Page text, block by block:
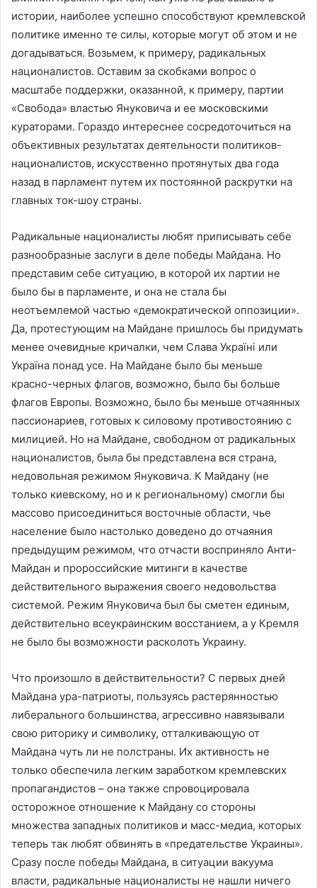
истории, наиболее успешно способствуют кремлевской
политике именно те силы, которые могут об этом и не
догадываться. Возьмем, к примеру, радикальных
националистов. Оставим за скобками вопрос о
масштабе поддержки, оказанной, к примеру, партии
«Свобода» властью Януковича и ее московскими
кураторами. Гораздо интереснее сосредоточиться на
объективных результатах деятельности политиков-
националистов, искусственно протянутых два года
назад в парламент путем их постоянной раскрутки на
главных ток-шоу страны.
Радикальные националисты любят приписывать себе
разнообразные заслуги в деле победы Майдана. Но
представим себе ситуацию, в которой их партии не
было бы в парламенте, и она не стала бы
неотъемлемой частью «демократической оппозиции».
Да, протестующим на Майдане пришлось бы придумать
менее очевидные кричалки, чем Слава Україні или
Україна понад усе. На Майдане было бы меньше
красно-черных флагов, возможно, было бы больше
флагов Европы. Возможно, было бы меньше отчаянных
пассионариев, готовых к силовому противостоянию с
милицией. Но на Майдане, свободном от радикальных
националистов, была бы представлена вся страна,
недовольная режимом Януковича. К Майдану (не
только киевскому, но и к региональному) смогли бы
массово присоединиться восточные области, чье
население было настолько доведено до отчаяния
предыдущим режимом, что отчасти восприняло Анти-
Майдан и пророссийские митинги в качестве
действительного выражения своего недовольства
системой. Режим Януковича был бы сметен единым,
действительно всеукраинским восстанием, а у Кремля
не было бы возможности расколоть Украину.
Что произошло в действительности? С первых дней
Майдана ура-патриоты, пользуясь растерянностью
либерального большинства, агрессивно навязывали
свою риторику и символику, отталкивающую от
Майдана чуть ли не полстраны. Их активность не
только обеспечила легким заработком кремлевских
пропагандистов – она также спровоцировала
осторожное отношение к Майдану со стороны
множества западных политиков и масс-медиа, которых
теперь так любят обвинять в «предательстве Украины».
Сразу после победы Майдана, в ситуации вакуума
власти, радикальные националисты не нашли ничего